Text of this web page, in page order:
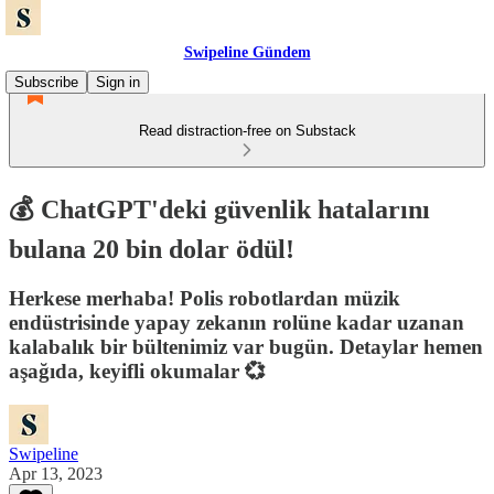
Swipeline Gündem
Subscribe
Sign in
Read distraction-free on Substack
💰 ChatGPT'deki güvenlik hatalarını
bulana 20 bin dolar ödül!
Herkese merhaba! Polis robotlardan müzik
endüstrisinde yapay zekanın rolüne kadar uzanan
kalabalık bir bültenimiz var bugün. Detaylar hemen
aşağıda, keyifli okumalar 💞
Swipeline
Apr 13, 2023